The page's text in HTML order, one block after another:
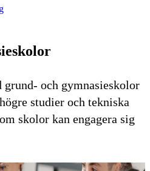
och gymnasieskolor
studier och tekniska
skolor kan engagera sig